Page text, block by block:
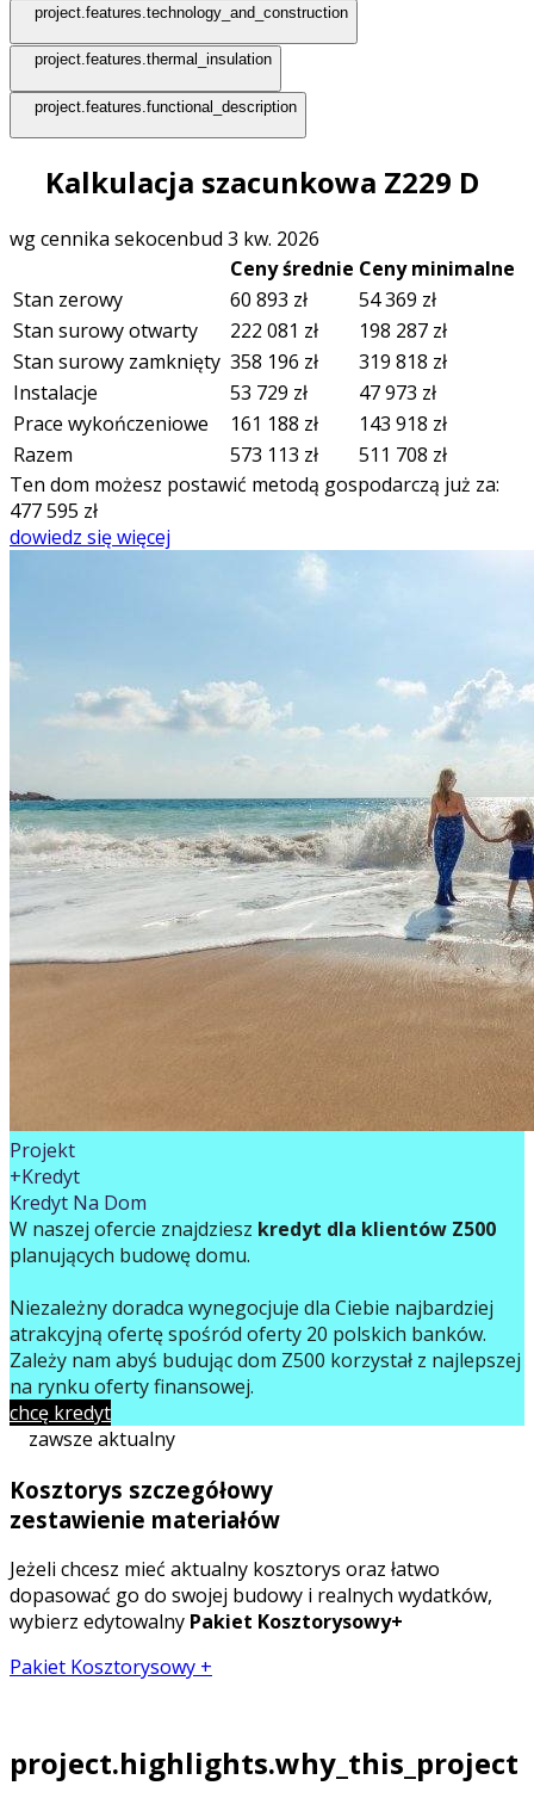
project.features.technology_and_construction
project.features.thermal_insulation
project.features.functional_description
Kalkulacja szacunkowa Z229 D
wg cennika sekocenbud 3 kw. 2026
Ceny średnie Ceny minimalne
Stan zerowy
60 893 zł 54 369 zł
Stan surowy otwarty
222 081 zł 198 287 zł
Stan surowy zamknięty 358 196 zł 319 818 zł
Instalacje
53 729 zł 47 973 zł
Prace wykończeniowe
161 188 zł 143 918 zł
Razem
573 113 zł 511 708 zł
Ten dom możesz postawić metodą gospodarczą już za:
477 595 zł
dowiedz się więcej
Projekt
+Kredyt
Kredyt Na Dom
W naszej ofercie znajdziesz kredyt dla klientów Z500
planujących budowę domu.
Niezależny doradca wynegocjuje dla Ciebie najbardziej
atrakcyjną ofertę spośród oferty 20 polskich banków.
Zależy nam abyś budując dom Z500 korzystał z najlepszej
na rynku oferty finansowej.
chcę kredyt
zawsze aktualny
Kosztorys szczegółowy
zestawienie materiałów
Jeżeli chcesz mieć aktualny kosztorys oraz łatwo
dopasować go do swojej budowy i realnych wydatków,
wybierz edytowalny Pakiet Kosztorysowy+
Pakiet Kosztorysowy +
project.highlights.why_this_project